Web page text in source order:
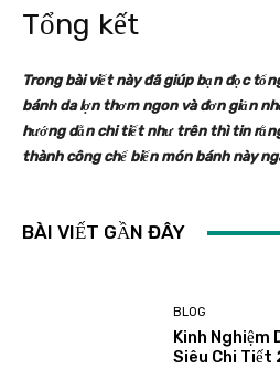
Tổng kết
Trong bài viết này đã giúp bạn đọc
bánh da lợn thơm ngon và đơn giản
hướng dẫn chi tiết như trên thì tin
thành công chế biến món bánh này
BÀI VIẾT GẦN ĐÂY
BLOG
Kinh Nghiệm
Siêu Chi Tiết